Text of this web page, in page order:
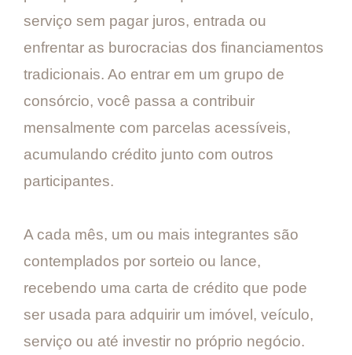
serviço sem pagar juros, entrada ou
enfrentar as burocracias dos financiamentos
tradicionais. Ao entrar em um grupo de
consórcio, você passa a contribuir
mensalmente com parcelas acessíveis,
acumulando crédito junto com outros
participantes.
A cada mês, um ou mais integrantes são
contemplados por sorteio ou lance,
recebendo uma carta de crédito que pode
ser usada para adquirir um imóvel, veículo,
serviço ou até investir no próprio negócio.